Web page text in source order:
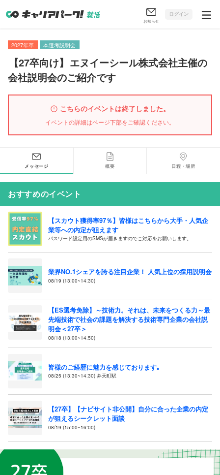
お知らせ
ログイン
2027年卒 本選考説明会
【27卒向け】 エヌイーシール株式会社主催の
会社説明会のご紹介です
こちらのイベントは終了しました。
イベントの詳細はページ下部をご確認ください。
メッセージ 概要 日程・場所
おすすめのイベント
【スカウト獲得率97％】皆様はこちらから大手・人気企
業等への内定が狙えます
パスワード設定用のSMSが届きますのでご対応をお願いします。
業界NO.1シェアを誇る注目企業！ 人気上位の採用説明会
08/19 (13:00~14:30)
【ES選考免除】～技術力。それは、未来をつくる力～最
先端技術で社会の課題を解決する技術専門企業の会社説
明会＜27卒＞
08/18 (13:00~14:50)
皆様のご経歴に魅力を感じております｡
08/25 (13:30~14:30) 弁天町駅
【27卒】【ナビサイト非公開】自分に合った企業の内定
が狙えるシークレット面談
08/19 (15:00~16:00)